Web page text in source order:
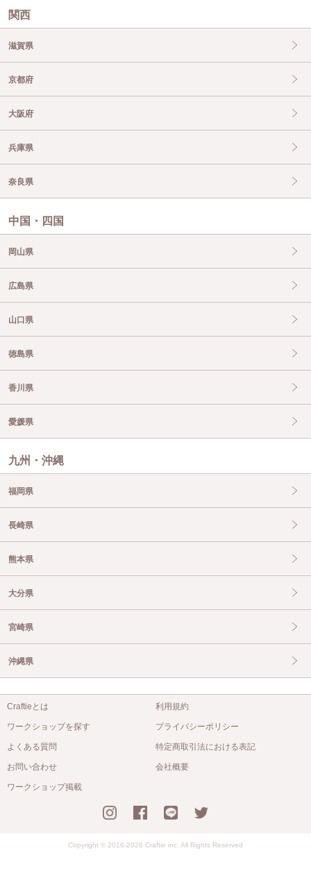
関西
滋賀県
京都府
大阪府
兵庫県
奈良県
中国・四国
岡山県
広島県
山口県
徳島県
香川県
愛媛県
九州・沖縄
福岡県
長崎県
熊本県
大分県
宮崎県
沖縄県
Craftieとは
ワークショップを探す
よくある質問
お問い合わせ
ワークショップ掲載
利用規約
プライバシーポリシー
特定商取引法における表記
会社概要
Copyright © 2016-2026 Craftie inc. All Rights Reserved